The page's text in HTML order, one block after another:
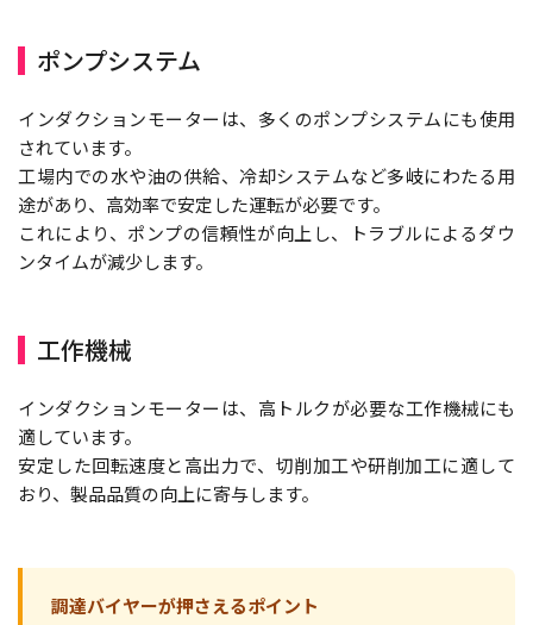
ポンプシステム
インダクションモーターは、多くのポンプシステムにも使用
されています。
工場内での水や油の供給、冷却システムなど多岐にわたる用
途があり、高効率で安定した運転が必要です。
これにより、ポンプの信頼性が向上し、トラブルによるダウ
ンタイムが減少します。
工作機械
インダクションモーターは、高トルクが必要な工作機械にも
適しています。
安定した回転速度と高出力で、切削加工や研削加工に適して
おり、製品品質の向上に寄与します。
調達バイヤーが押さえるポイント